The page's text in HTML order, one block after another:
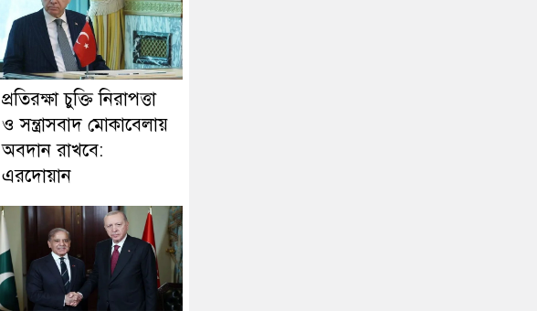
প্রতিরক্ষা চুক্তি নিরাপত্তা
ও সন্ত্রাসবাদ মোকাবেলায়
অবদান রাখবে:
এরদোয়ান